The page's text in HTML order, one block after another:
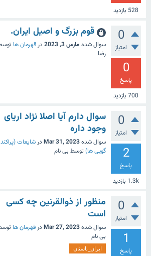
528 بازدید
0
امتیاز
0
پاسخ
700 بازدید
قوم بزرگ و اصیل ایران.
سوال شده مارس 3, 2023 در قهرمان ها
رضا
0
امتیاز
2
پاسخ
1.3k بازدید
سوال دارم آیا اصلا نژاد اریای
وجود داره
سوال شدهMar 31, 2023 در شایعات
گویی ها) توسط بی نام
0
امتیاز
1
پاسخ
منظور از ذوالقرنین چه کسی
است
سوال شدهMar 27, 2023 در قهرمان ها
بی نام
ایران_باستان